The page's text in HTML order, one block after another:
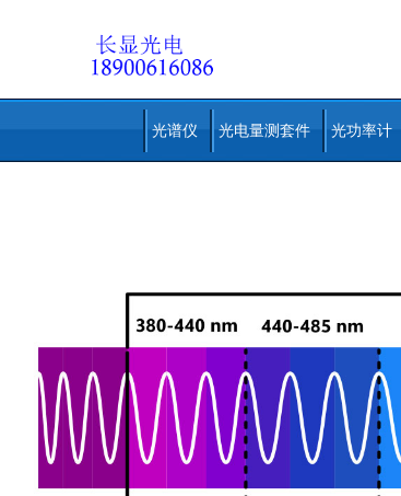
光谱仪 光电量测套件 光功率计